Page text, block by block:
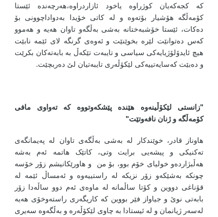
کە کجەکەیان کوژراوە یاخود ئازاردراوە،هەرچەندە ئێستا
کۆمەڵگە هۆشیار بۆتەوە و لە کاتی خۆیدا بەدواداچوونی بۆ
دەکات، ئێستا خۆشبەختانە بەشی بەڵگەو تاوان هەیە و هەموو
کەس دەتوانێت لێرە بخوێنێت و ئەوەی گرنگە لای ئێمە نابێت
هیچ ئایدۆلۆژیایەکی سیاسی و تایبەت تێکەڵ بە بابەتەکان بکرێت
و دەبێت کەسایەتییەکی لێکۆڵەری تایبەتیان لێ دەربچێت.
"زانستی لێکۆڵینەوە هێندە پێشکەوتووە کە تەواوی مافی
کۆمەڵگە و ژنان نافەوتێت"
هاوناز قادر، خوێندکار لە بەشی بەڵگەی تاوان لە پەیمانگەی
تەکنیکی و پیشەیی برایت وتی، کاتێک هاتمە ئەم بەشە
هەڵبژاردەو خولیای خۆم بوو، بۆ من و هاورێکانیشم زۆر خۆسە
چونکە بەشێکەو زۆر نزیکە لە راستییەوە و ئەمساڵ ئێمە لە
قۆناغی دووین و کۆتا ساڵمانە لە ماوەی ئەم دوو ساڵەدا زۆر
بابەتی نوێ و جیاواز فێر بووین کە کاریگەری راستەوخۆی هەیە
لەسەر ژیانمان و لە ئیستادا بە چاوی لێکۆڵەرە و بەڵگەوە سەیری